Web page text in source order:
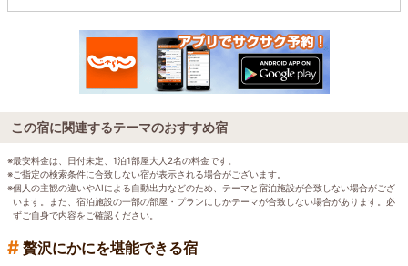
この宿に関連するテーマのおすすめ宿
※最安料金は、日付未定、1泊1部屋大人2名の料金です。
※ご指定の検索条件に合致しない宿が表示される場合がございます。
※個人の主観の違いやAIによる自動出力などのため、テーマと宿泊施設が合致しない場合がござ
います。また、宿泊施設の一部の部屋・プランにしかテーマが合致しない場合があります。必
ずご自身で内容をご確認ください。
# 贅沢にかにを堪能できる宿